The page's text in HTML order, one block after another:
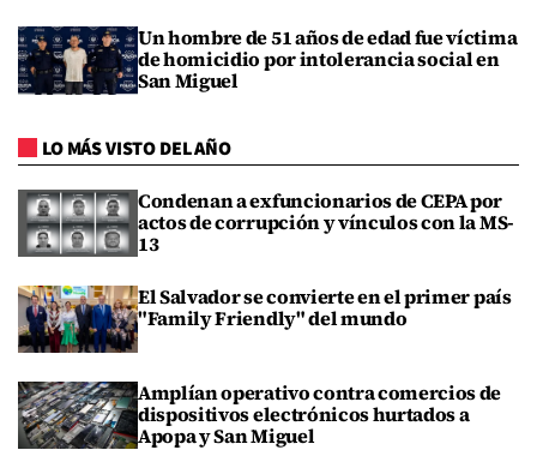
Un hombre de 51 años de edad fue víctima
de homicidio por intolerancia social en
San Miguel
LO MÁS VISTO DEL AÑO
Condenan a exfuncionarios de CEPA por
actos de corrupción y vínculos con la MS-
13
El Salvador se convierte en el primer país
"Family Friendly" del mundo
Amplían operativo contra comercios de
dispositivos electrónicos hurtados a
Apopa y San Miguel